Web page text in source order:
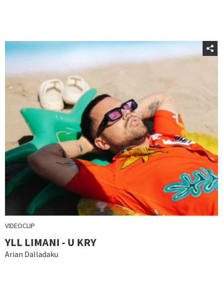
VIDEOCLIP
YLL LIMANI - U KRY
Arian Dalladaku